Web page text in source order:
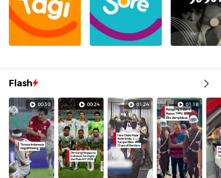
Flash
00:30 00:24 01:24 01:18